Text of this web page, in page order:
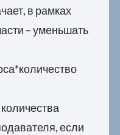
в рамках
– уменьшать
если